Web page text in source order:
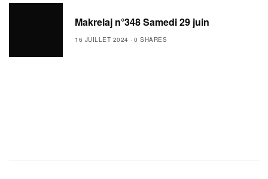
Makrelaj n°348 Samedi 29 juin
16 JUILLET 2024 0 SHARES